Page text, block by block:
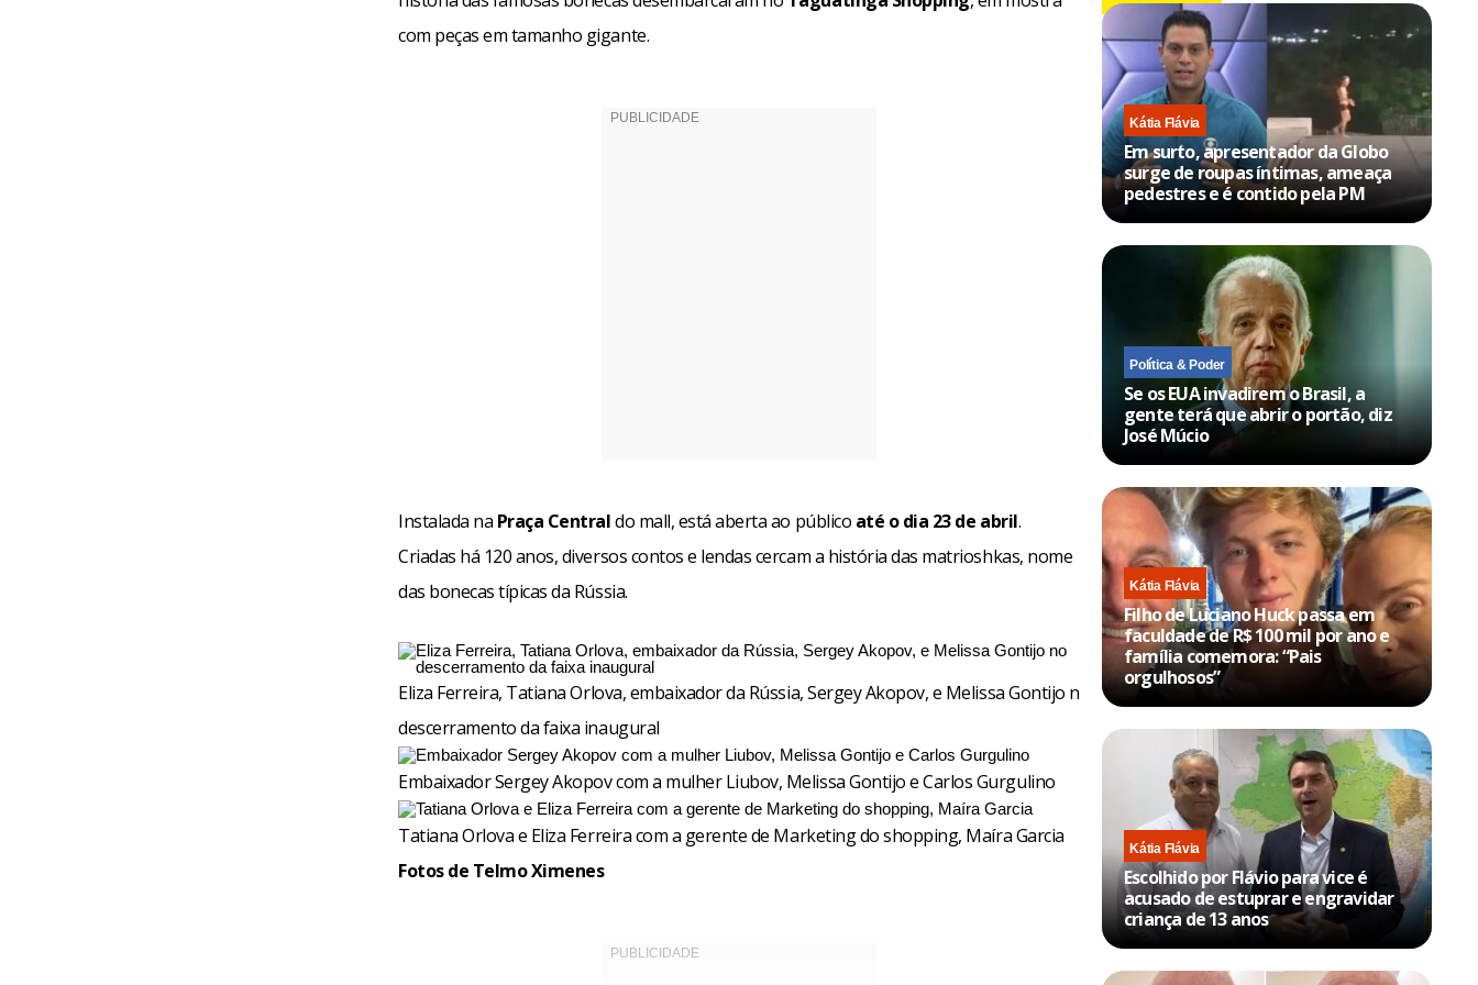
com peças em tamanho gigante.
Instalada na Praça Centraldo mall, está aberta ao público até o dia 23 de abril.
Criadas há 120 anos, diversos contos e lendas cercam a história das matrioshkas, nome
das bonecas típicas da Rússia.
Eliza Ferreira, Tatiana Orlova, embaixador da Rússia, Sergey Akopov, e Melissa Gontijo no
descerramento da faixa inaugural
Embaixador Sergey Akopov com a mulher Liubov, Melissa Gontijo e Carlos Gurgulino
Tatiana Orlova e Eliza Ferreira com a gerente de Marketing do shopping, Maíra Garcia
Fotos de Telmo Ximenes
Kátia Flávia
Em surto, apresentador da Globo
surge de roupas íntimas, ameaça
pedestres e é contido pela PM
Política & Poder
Se os EUA invadirem o Brasil, a
gente terá que abrir o portão, diz
José Múcio
Kátia Flávia
Filho de Luciano Huck passa em
faculdade de R$ 100 mil por ano e
família comemora: “Pais
orgulhosos”
Kátia Flávia
Escolhido por Flávio para vice é
acusado de estuprar e engravidar
criança de 13 anos